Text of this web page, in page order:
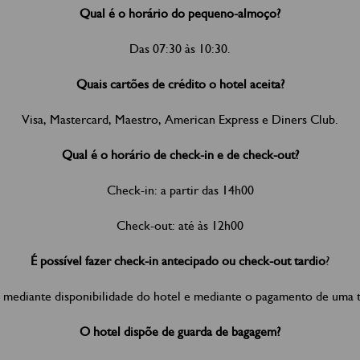
Qual é o horário do pequeno-almoço?
Das 07:30 às 10:30.
Quais cartões de crédito o hotel aceita?
Visa, Mastercard, Maestro, American Express e Diners Club.
Qual é o horário de check-in e de check-out?
Check-in: a partir das 14h00
Check-out: até às 12h00
É possível fazer check-in antecipado ou check-out tardio?
mediante disponibilidade do hotel e mediante o pagamento de uma
O hotel dispõe de guarda de bagagem?